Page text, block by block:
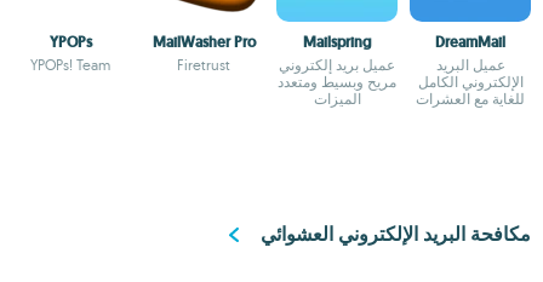
DreamMail
عميل البريد
الإلكتروني الكامل
للغاية مع العشرات
Mailspring
عميل بريد إلكتروني
مريح وبسيط ومتعدد
الميزات
MailWasher Pro
Firetrust
YPOPs
YPOPs! Team
مكافحة البريد الإلكتروني العشوائي